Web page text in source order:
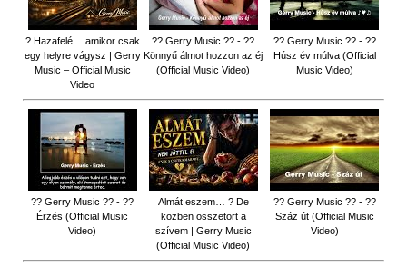
? Hazafelé… amikor csak
egy helyre vágysz | Gerry
Music – Official Music
Video
?? Gerry Music ?? - ??
Könnyű álmot hozzon az éj
(Official Music Video)
?? Gerry Music ?? - ??
Húsz év múlva (Official
Music Video)
?? Gerry Music ?? - ??
Érzés (Official Music
Video)
Almát eszem… ? De
közben összetört a
szívem | Gerry Music
(Official Music Video)
?? Gerry Music ?? - ??
Száz út (Official Music
Video)